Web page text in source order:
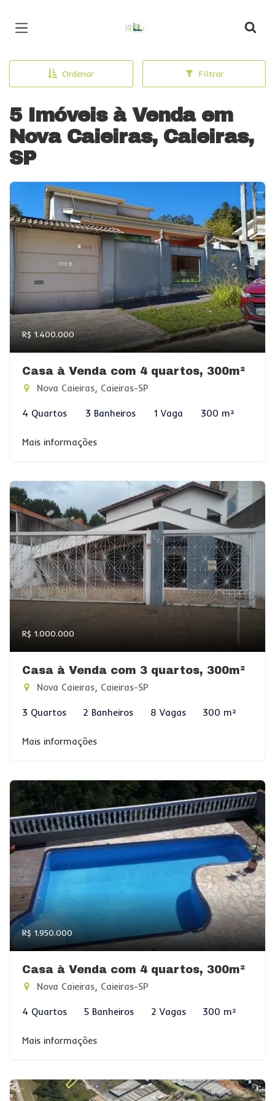
Ordenar Filtrar
5 Imóveis à Venda em
Nova Caieiras, Caieiras,
SP
R$ 1.400.000
Casa à Venda com 4 quartos, 300m²
Nova Caieiras, Caieiras-SP
4 Quartos 3 Banheiros 1 Vaga 300 m²
Mais informações
R$ 1.000.000
Casa à Venda com 3 quartos, 300m²
Nova Caieiras, Caieiras-SP
3 Quartos 2 Banheiros 8 Vagas 300 m²
Mais informações
R$ 1.950.000
Casa à Venda com 4 quartos, 300m²
Nova Caieiras, Caieiras-SP
4 Quartos 5 Banheiros 2 Vagas 300 m²
Mais informações